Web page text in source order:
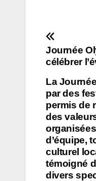
de
l’article
Journée
célébrer
La
par des
permis de
des
d’équipe,
culturel
témoigné
divers